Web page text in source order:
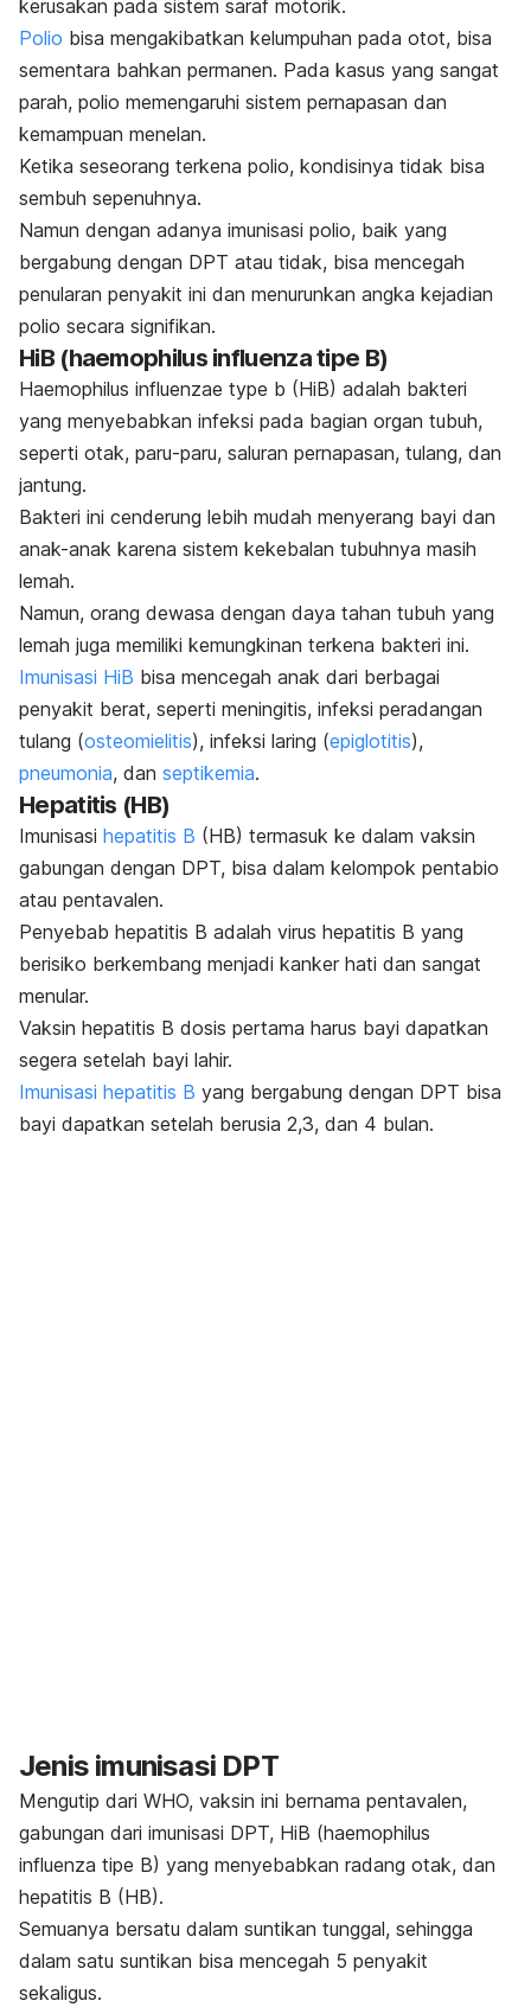
kerusakan pada sistem saraf motorik.
Polio bisa mengakibatkan kelumpuhan pada otot, bisa
sementara bahkan permanen. Pada kasus yang sangat
parah, polio memengaruhi sistem pernapasan dan
kemampuan menelan.
Ketika seseorang terkena polio, kondisinya tidak bisa
sembuh sepenuhnya.
Namun dengan adanya imunisasi polio, baik yang
bergabung dengan DPT atau tidak, bisa mencegah
penularan penyakit ini dan menurunkan angka kejadian
polio secara signifikan.
HiB (haemophilus influenza tipe B)
Haemophilus influenzae type b (HiB) adalah bakteri
yang menyebabkan infeksi pada bagian organ tubuh,
seperti otak, paru-paru, saluran pernapasan, tulang, dan
jantung.
Bakteri ini cenderung lebih mudah menyerang bayi dan
anak-anak karena sistem kekebalan tubuhnya masih
lemah.
Namun, orang dewasa dengan daya tahan tubuh yang
lemah juga memiliki kemungkinan terkena bakteri ini.
Imunisasi HiB bisa mencegah anak dari berbagai
penyakit berat, seperti meningitis, infeksi peradangan
tulang (osteomielitis), infeksi laring (epiglotitis),
pneumonia, dan septikemia.
Hepatitis (HB)
Imunisasi hepatitis B (HB) termasuk ke dalam vaksin
gabungan dengan DPT, bisa dalam kelompok pentabio
atau pentavalen.
Penyebab hepatitis B adalah virus hepatitis B yang
berisiko berkembang menjadi kanker hati dan sangat
menular.
Vaksin hepatitis B dosis pertama harus bayi dapatkan
segera setelah bayi lahir.
Imunisasi hepatitis B yang bergabung dengan DPT bisa
bayi dapatkan setelah berusia 2,3, dan 4 bulan.
Jenis imunisasi DPT
Mengutip dari WHO, vaksin ini bernama pentavalen,
gabungan dari imunisasi DPT, HiB (haemophilus
influenza tipe B) yang menyebabkan radang otak, dan
hepatitis B (HB).
Semuanya bersatu dalam suntikan tunggal, sehingga
dalam satu suntikan bisa mencegah 5 penyakit
sekaligus.